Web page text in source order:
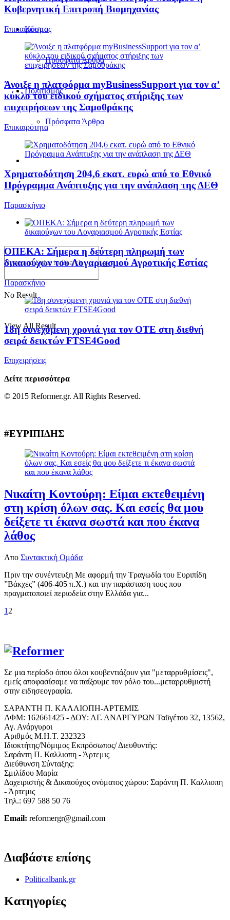
Κόσμος
Πρόσφατα Άρθρα
Πολιτισμός
Πρόσφατα Άρθρα
No Result
View All Result
Κυβερνητική Επιτροπή Βιομηχανίας
Επικαιρότητα
Άνοιξε η πλατφόρμα myBusinessSupport για τον α’
κύκλο του ειδικού σχήματος στήριξης των
επιχειρήσεων της Σαμοθράκης
Επικαιρότητα
Χρηματοδότηση 204,6 εκατ. ευρώ από το Εθνικό
Πρόγραμμα Ανάπτυξης για την ανάπλαση της ΔΕΘ
Παρασκήνιο
ΟΠΕΚΑ: Σήμερα η δεύτερη πληρωμή των
δικαιούχων του Λογαριασμού Αγροτικής Εστίας
Παρασκήνιο
18η συνεχόμενη χρονιά για τον ΟΤΕ στη διεθνή
σειρά δεικτών FTSE4Good
Επιχειρήσεις
Δείτε περισσότερα
© 2015 Reformer.gr. All Rights Reserved.
#ΕΥΡΙΠΙΔΗΣ
Νικαίτη Κοντούρη: Είμαι εκτεθειμένη
στη κρίση όλων σας. Και εσείς θα μου
δείξετε τι έκανα σωστά και που έκανα
λάθος
Απο Συντακτική Ομάδα
Πριν την συνέντευξη Με αφορμή την Τραγωδία του Ευριπίδη
”Βάκχες” (406-405 π.Χ.) και την παράσταση τους που
πραγματοποιεί περιοδεία στην Ελλάδα για...
1 2
Σε μια περίοδο όπου όλοι κουβεντιάζουν για "μεταρρυθμίσεις",
εμείς αποφασίσαμε να παίξουμε τον ρόλο του...μεταρρυθμιστή
στην ειδησεογραφία.
ΣΑΡΑΝΤΗ Π. ΚΑΛΛΙΟΠΗ-ΑΡΤΕΜΙΣ
ΑΦΜ: 162661425 - ΔΟΥ: ΑΓ. ΑΝΑΡΓΥΡΩΝ Ταϋγέτου 32, 13562,
Αγ. Ανάργυροι
Αριθμός Μ.Η.Τ. 232323
Ιδιοκτήτης/Νόμιμος Εκπρόσωπος/ Διευθυντής:
Σαράντη Π. Καλλιοπη - Άρτεμις
Διεύθυνση Σύνταξης:
Σμιλίδου Μαρία
Δαχειριστής & Δικαιούχος ονόματος χώρου: Σαράντη Π. Καλλιοπη
- Άρτεμις
Τηλ.: 697 588 50 76
Email: reformergr@gmail.com
Διαβάστε επίσης
Politicalbank.gr
Κατηγορίες